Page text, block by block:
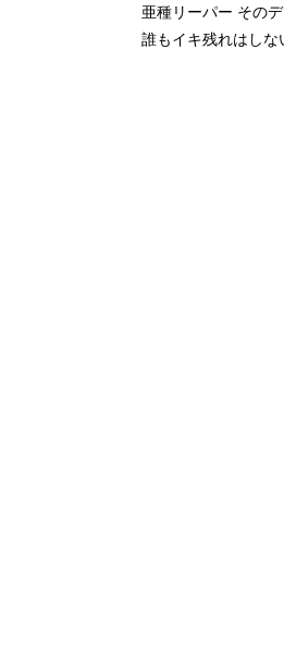
亜種リーパー その
誰もイキ残れはしな